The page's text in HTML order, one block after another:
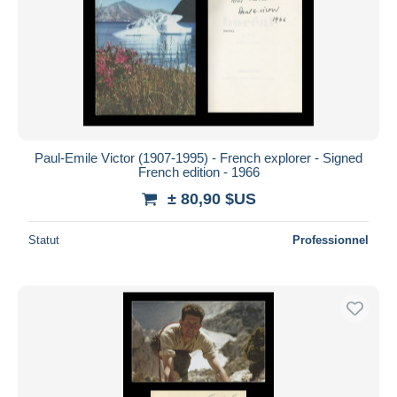
Paul-Emile Victor (1907-1995) - French explorer - Signed
French edition - 1966
± 80,90 $US
Statut Professionnel